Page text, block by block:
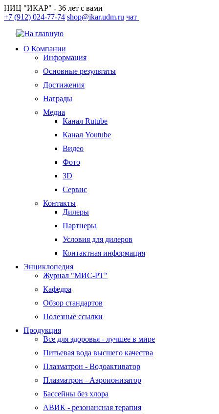
НИЦ "ИКАР" - 36 лет с вами
+7 (912) 024-77-74 shop@ikar.udm.ru чат
О Компании
Информация
Основные результаты
Достижения
Награды
Медиа
Канал Rutube
Канал Youtube
Видео
Фото
3D
Сервис
Контакты
Дилеры
Партнеры
Условия для дилеров
Контактная информация
Энциклопедия
Журнал "МИС-РТ"
Кафедра
Обзор стандартов
Полезные ссылки
Продукция
Все для здоровья - лучшее в мире
Питьевая вода высшего качества
Плазматрон - Водоактиватор
Плазматрон - Аэроионизатор
Бассейны без хлора
АВИК - резонансная терапия